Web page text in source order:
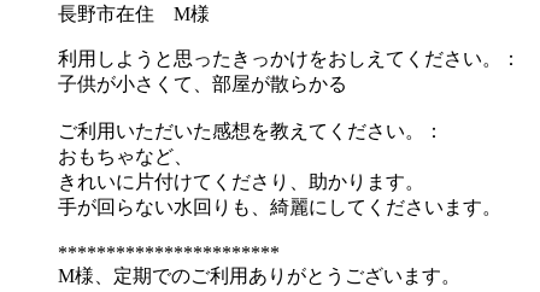
長野市在住 M様
利用しようと思ったきっかけをおしえてください。：
子供が小さくて、部屋が散らかる
ご利用いただいた感想を教えてください。：
おもちゃなど、
きれいに片付けてくださり、助かります。
手が回らない水回りも、綺麗にしてくださいます。
***********************
M様、定期でのご利用ありがとうございます。